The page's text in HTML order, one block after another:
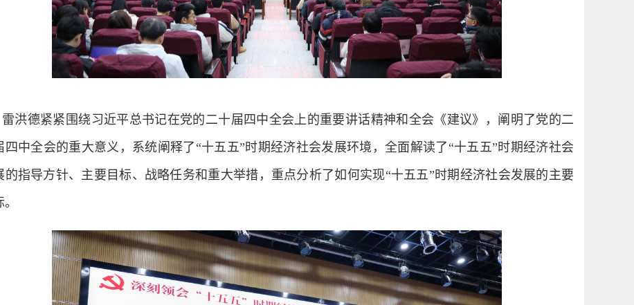
雷洪德紧紧围绕习近平总书记在党的二十届四中全会上的重要讲话精神和全会《建议》，阐明了党的二
四中全会的重大意义，系统阐释了“十五五”时期经济社会发展环境，全面解读了“十五五”时期经济社会
的指导方针、主要目标、战略任务和重大举措，重点分析了如何实现“十五五”时期经济社会发展的主要